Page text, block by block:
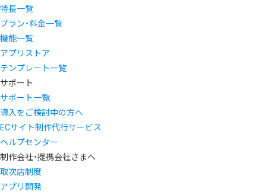
特長一覧
プラン・料金一覧
機能一覧
アプリストア
テンプレート一覧
サポート
サポート一覧
導入をご検討中の方へ
ECサイト制作代行サービス
ヘルプセンター
制作会社・提携会社さまへ
取次店制度
アプリ開発